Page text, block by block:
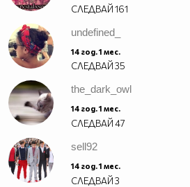
СЛЕДВАЙ161
undefined_
14 год. 1 мес.
СЛЕДВАЙ35
the_dark_owl
14 год. 1 мес.
СЛЕДВАЙ47
sell92
14 год. 1 мес.
СЛЕДВАЙ3